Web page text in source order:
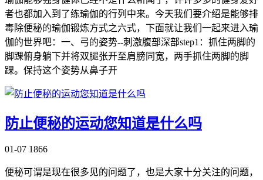
者也都加入到了练瑜伽的行列中来。今天我们要介绍是能够排
毒除便秘的瑜伽锻炼方式之六式，下面就让我们一起来进入瑜
伽的世界吧：一、弓的姿势--刺激腹部深部step1：抓住两脚的
脚踝俯身躺下并将双腿张开至肩膀同宽，两手抓住两脚的脚
踝。保持这个姿势从鼻子开
防止便秘的运动您知道是什么吗
01-07 1866
便秘可谓是现在很多见的问题了，也是大家十分关注的问题，